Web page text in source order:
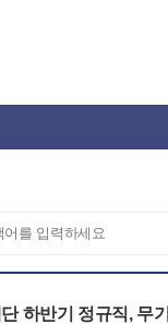
하반기 정규직, 무